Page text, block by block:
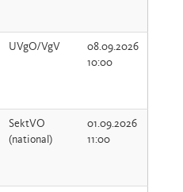
UVgO/VgV
08.09.2026
10:00
SektVO
(national)
01.09.2026
11:00